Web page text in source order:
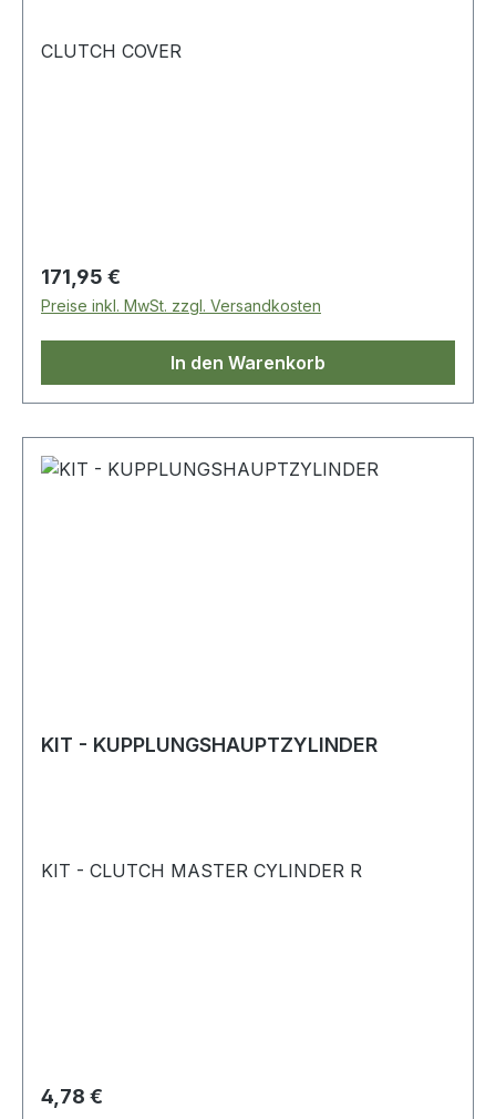
CLUTCH COVER
Regulärer Preis:
171,95 €
Preise inkl. MwSt. zzgl. Versandkosten
In den Warenkorb
KIT - KUPPLUNGSHAUPTZYLINDER
KIT - CLUTCH MASTER CYLINDER R
Regulärer Preis:
4,78 €